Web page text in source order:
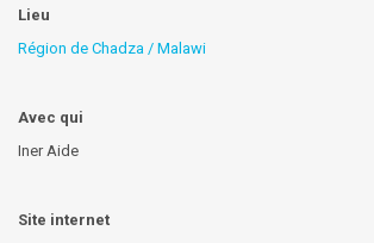
Lieu
Région de Chadza / Malawi
Avec qui
Iner Aide
Site internet